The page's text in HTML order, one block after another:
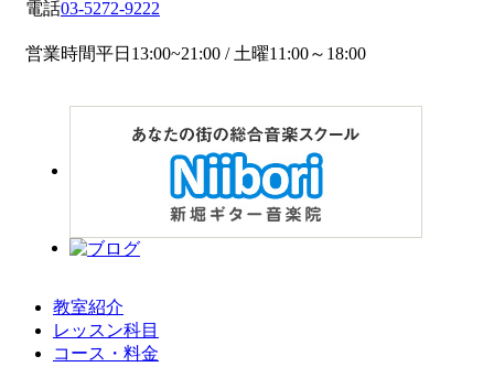
電話03-5272-9222
営業時間平日13:00~21:00 / 土曜11:00～18:00
教室紹介
レッスン科目
コース・料金